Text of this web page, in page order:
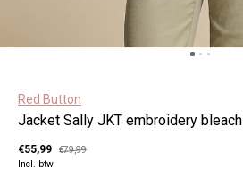
Red Button
Jacket Sally JKT embroidery bleach
€55,99
€79,99
Incl. btw